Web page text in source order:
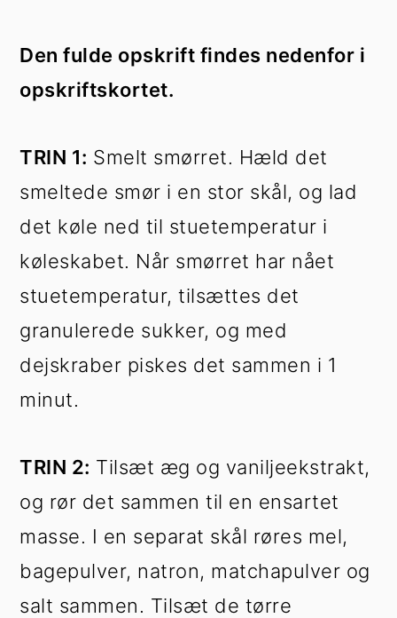
Den fulde opskrift findes nedenfor i
opskriftskortet.
TRIN 1: Smelt smørret. Hæld det
smeltede smør i en stor skål, og lad
det køle ned til stuetemperatur i
køleskabet. Når smørret har nået
stuetemperatur, tilsættes det
granulerede sukker, og med
dejskraber piskes det sammen i 1
minut.
TRIN 2: Tilsæt æg og vaniljeekstrakt,
og rør det sammen til en ensartet
masse. I en separat skål røres mel,
bagepulver, natron, matchapulver og
salt sammen. Tilsæt de tørre